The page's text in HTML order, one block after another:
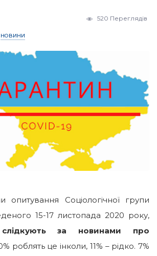
520 Переглядів
НОВИНИ
опитування Соціологічної групи
15-17 листопада 2020 року,
за новинами про
роблять це інколи, 11% – рідко. 7%